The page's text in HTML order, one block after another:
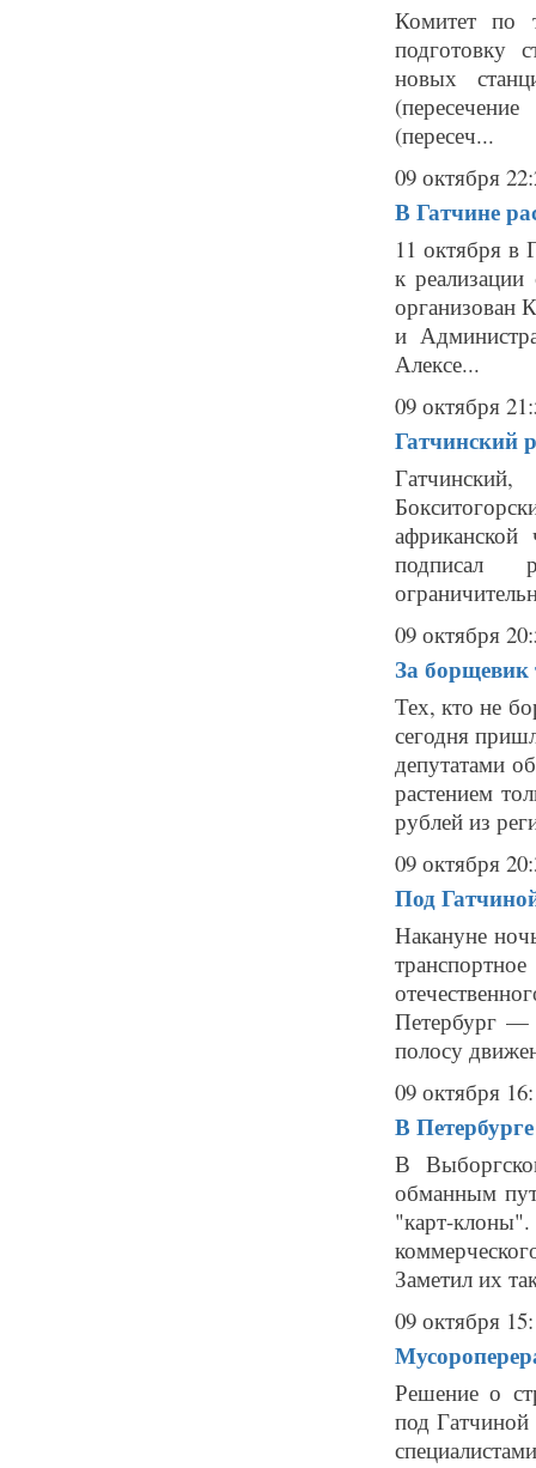
Комитет по
подготовку
новых
(пересеч...
09 октября
В Гатчине
11 октября в
к
организован
и
Алексе...
09 октября
Гатчинский
подписал
09 октября
За борщевик
Тех, кто не
сегодня
депутатами
растением
рублей из
09 октября
Под
Накануне
Петербург —
полосу
09 октября
В
В
обманным
"карт-
Заметил их
09 октября
Решение о
под Гатчиной